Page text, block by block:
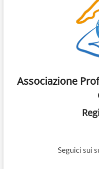
Associazione
Seguici sui